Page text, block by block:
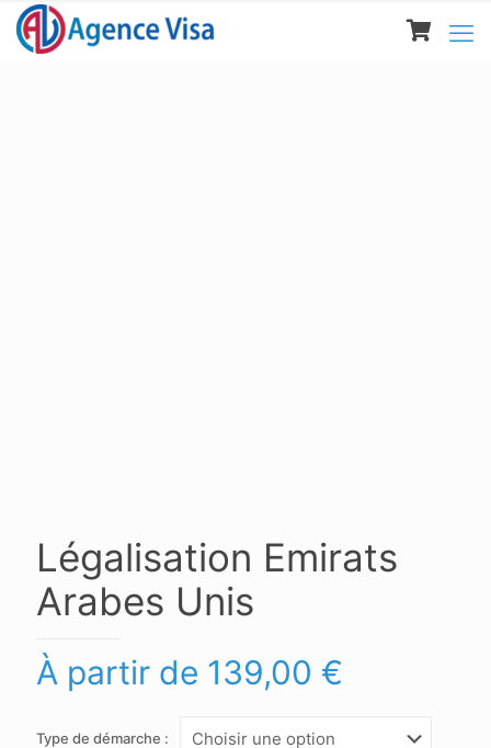
Légalisation Emirats
Arabes Unis
À partir de 139,00 €
Type de démarche :